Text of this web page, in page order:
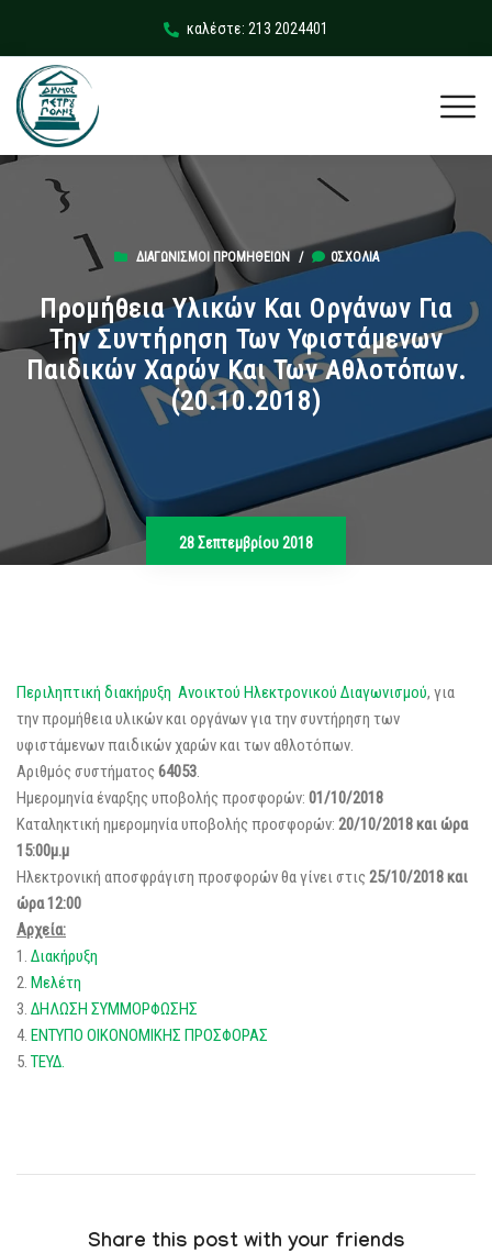
καλέστε: 213 2024401
ΔΙΑΓΩΝΙΣΜΟΊ ΠΡΟΜΗΘΕΙΏΝ / 0ΣΧΌΛΙΑ
Προμήθεια Υλικών Και Οργάνων Για
Την Συντήρηση Των Υφιστάμενων
Παιδικών Χαρών Και Των Αθλοτόπων.
(20.10.2018)
28 Σεπτεμβρίου 2018
Περιληπτική διακήρυξη Ανοικτού Ηλεκτρονικού Διαγωνισμού, για
την προμήθεια υλικών και οργάνων για την συντήρηση των
υφιστάμενων παιδικών χαρών και των αθλοτόπων.
Αριθμός συστήματος 64053.
Ημερομηνία έναρξης υποβολής προσφορών: 01/10/2018
Καταληκτική ημερομηνία υποβολής προσφορών: 20/10/2018 και ώρα
15:00μ.μ
Ηλεκτρονική αποσφράγιση προσφορών θα γίνει στις 25/10/2018 και
ώρα 12:00
Αρχεία:
1. Διακήρυξη
2. Μελέτη
3. ΔΗΛΩΣΗ ΣΥΜΜΟΡΦΩΣΗΣ
4. ΕΝΤΥΠΟ ΟΙΚΟΝΟΜΙΚΗΣ ΠΡΟΣΦΟΡΑΣ
5. ΤΕΥΔ.
Share this post with your friends